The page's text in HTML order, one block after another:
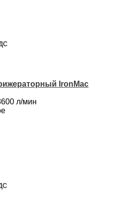
IronMac
л/мин